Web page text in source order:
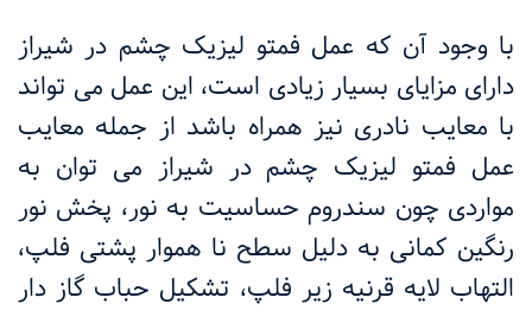
با وجود آن که عمل فمتو لیزیک چشم در شیراز
دارای مزایای بسیار زیادی است، این عمل می تواند
با معایب نادری نیز همراه باشد از جمله معایب
عمل فمتو لیزیک چشم در شیراز می توان به
مواردی چون سندروم حساسیت به نور، پخش نور
رنگین کمانی به دلیل سطح نا هموار پشتی فلپ،
التهاب لایه قرنیه زیر فلپ، تشکیل حباب گاز دار